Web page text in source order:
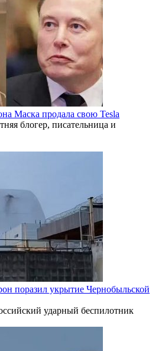
Маска продала свою Tesla
блогер, писательница и
поразил укрытие Чернобыльской
ударный беспилотник